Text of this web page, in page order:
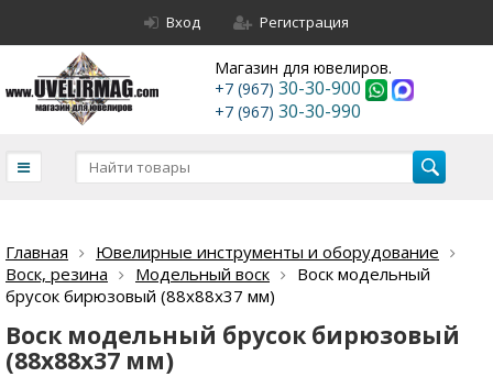
Вход Регистрация
Магазин для ювелиров.
+7 (967) 30-30-900
+7 (967) 30-30-990
Главная
Ювелирные инструменты и оборудование
Воск, резина
Модельный воск
Воск модельный
брусок бирюзовый (88х88х37 мм)
Воск модельный брусок бирюзовый
(88х88х37 мм)